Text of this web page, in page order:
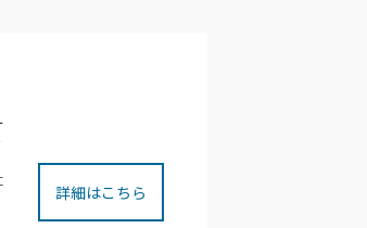
詳細はこちら